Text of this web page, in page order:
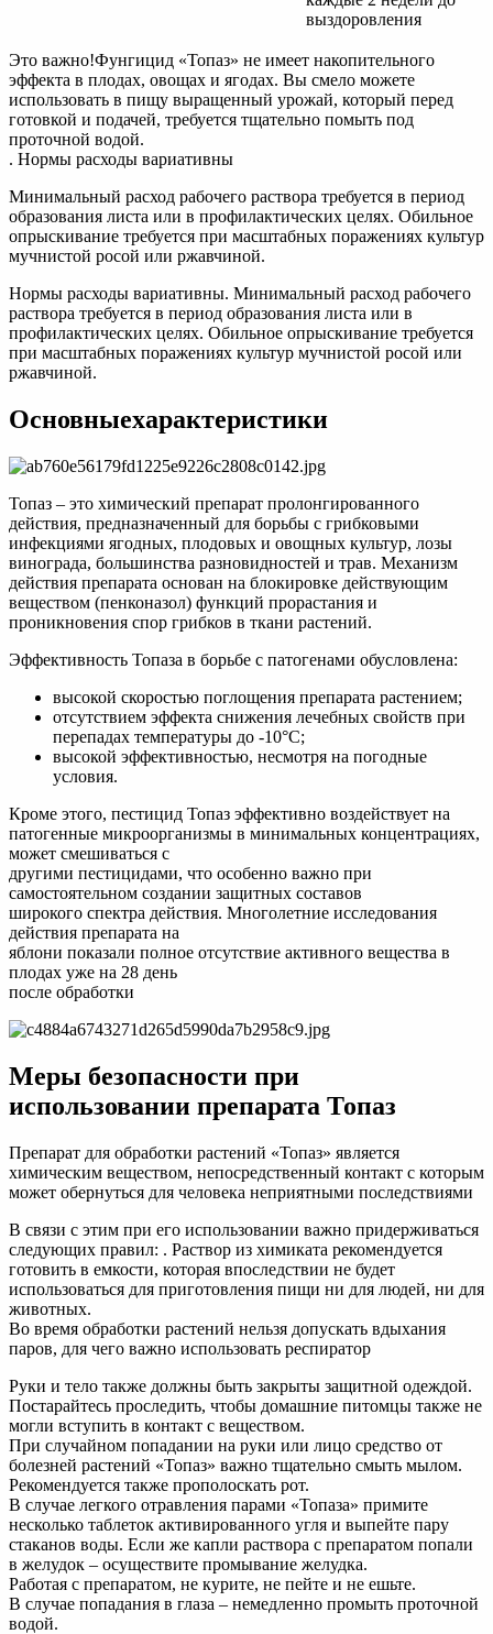
выздоровления
Это важно!Фунгицид «Топаз» не имеет накопительного
эффекта в плодах, овощах и ягодах. Вы смело можете
использовать в пищу выращенный урожай, который перед
готовкой и подачей, требуется тщательно помыть под
проточной водой.
. Нормы расходы вариативны
Минимальный расход рабочего раствора требуется в период
образования листа или в профилактических целях. Обильное
опрыскивание требуется при масштабных поражениях культур
мучнистой росой или ржавчиной.
Нормы расходы вариативны. Минимальный расход рабочего
раствора требуется в период образования листа или в
профилактических целях. Обильное опрыскивание требуется
при масштабных поражениях культур мучнистой росой или
ржавчиной.
Основныехарактеристики
Топаз – это химический препарат пролонгированного
действия, предназначенный для борьбы с грибковыми
инфекциями ягодных, плодовых и овощных культур, лозы
винограда, большинства разновидностей и трав. Механизм
действия препарата основан на блокировке действующим
веществом (пенконазол) функций прорастания и
проникновения спор грибков в ткани растений.
Эффективность Топаза в борьбе с патогенами обусловлена:
высокой скоростью поглощения препарата растением;
отсутствием эффекта снижения лечебных свойств при
перепадах температуры до -10°С;
высокой эффективностью, несмотря на погодные
условия.
Кроме этого, пестицид Топаз эффективно воздействует на
патогенные микроорганизмы в минимальных концентрациях,
может смешиваться с
другими пестицидами, что особенно важно при
самостоятельном создании защитных составов
широкого спектра действия. Многолетние исследования
действия препарата на
яблони показали полное отсутствие активного вещества в
плодах уже на 28 день
после обработки
Меры безопасности при
использовании препарата Топаз
Препарат для обработки растений «Топаз» является
химическим веществом, непосредственный контакт с которым
может обернуться для человека неприятными последствиями
В связи с этим при его использовании важно придерживаться
следующих правил: . Раствор из химиката рекомендуется
готовить в емкости, которая впоследствии не будет
использоваться для приготовления пищи ни для людей, ни для
животных.
Во время обработки растений нельзя допускать вдыхания
паров, для чего важно использовать респиратор
Руки и тело также должны быть закрыты защитной одеждой.
Постарайтесь проследить, чтобы домашние питомцы также не
могли вступить в контакт с веществом.
При случайном попадании на руки или лицо средство от
болезней растений «Топаз» важно тщательно смыть мылом.
Рекомендуется также прополоскать рот.
В случае легкого отравления парами «Топаза» примите
несколько таблеток активированного угля и выпейте пару
стаканов воды. Если же капли раствора с препаратом попали
в желудок – осуществите промывание желудка.
Работая с препаратом, не курите, не пейте и не ешьте.
В случае попадания в глаза – немедленно промыть проточной
водой.